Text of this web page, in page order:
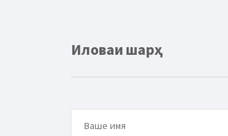
Иловаи шарҳ